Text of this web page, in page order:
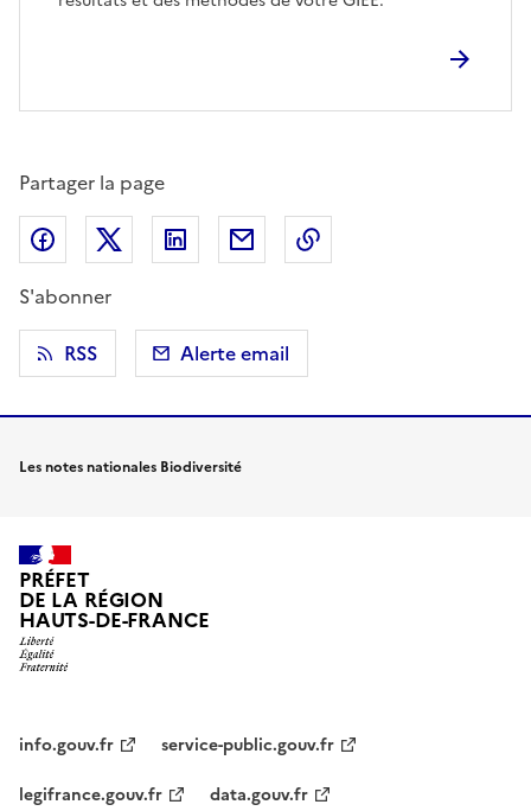
Partager la page
Partager sur Facebook
Partager sur X (anciennement Twitter)
Partager sur LinkedIn
Partager par email
S'abonner
RSS
Alerte email
Les notes nationales Biodiversité
PRÉFET
DE LA RÉGION
HAUTS-DE-FRANCE
info.gouv.fr
service-public.gouv.fr
legifrance.gouv.fr
data.gouv.fr